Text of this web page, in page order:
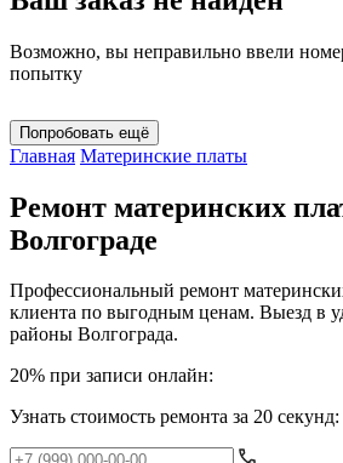
Возможно, вы неправильно ввели
попытку
Попробовать ещё
Главная Материнские платы
Ремонт материнских
Волгограде
Профессиональный ремонт
клиента по выгодным ценам. Выезд в
районы Волгограда.
20% при записи онлайн:
Узнать стоимость ремонта за 20 секунд: